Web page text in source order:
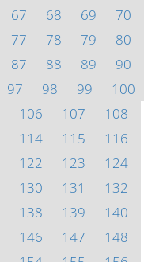
67 68 69
70
77 78 79
80
87 88 89
90
97 98 99
100
106 107
108
114 115
116
122 123
124
130 131
132
138 139
140
146 147
148